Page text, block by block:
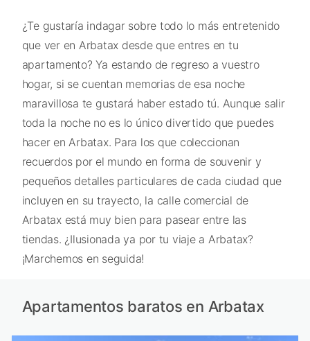
¿Te gustaría indagar sobre todo lo más entretenido
que ver en Arbatax desde que entres en tu
apartamento? Ya estando de regreso a vuestro
hogar, si se cuentan memorias de esa noche
maravillosa te gustará haber estado tú. Aunque salir
toda la noche no es lo único divertido que puedes
hacer en Arbatax. Para los que coleccionan
recuerdos por el mundo en forma de souvenir y
pequeños detalles particulares de cada ciudad que
incluyen en su trayecto, la calle comercial de
Arbatax está muy bien para pasear entre las
tiendas. ¿Ilusionada ya por tu viaje a Arbatax?
¡Marchemos en seguida!
Apartamentos baratos en Arbatax